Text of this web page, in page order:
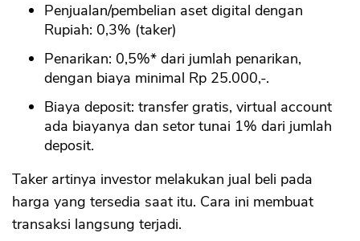
Penjualan/pembelian aset digital dengan
Rupiah: 0,3% (taker)
Penarikan: 0,5%* dari jumlah penarikan,
dengan biaya minimal Rp 25.000,-.
Biaya deposit: transfer gratis, virtual account
ada biayanya dan setor tunai 1% dari jumlah
deposit.
Taker artinya investor melakukan jual beli pada
harga yang tersedia saat itu. Cara ini membuat
transaksi langsung terjadi.